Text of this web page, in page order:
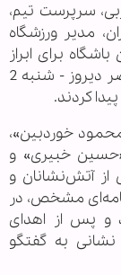
سرپرست تیم،
مدیر ورزشگاه
برای ابراز
همدردی با آتش‌نشانان و خانواده‌های آنها عصر دیروز - شنبه 2
خوردبین»،
«حسین خبیری» و
از آتش‌نشانان و
مشخص، در
و پس از اهدای
به گفتگو